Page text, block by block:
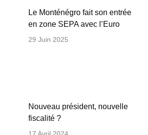
Le Monténégro fait son entrée
en zone SEPA avec l’Euro
29 Juin 2025
Nouveau président, nouvelle
fiscalité ?